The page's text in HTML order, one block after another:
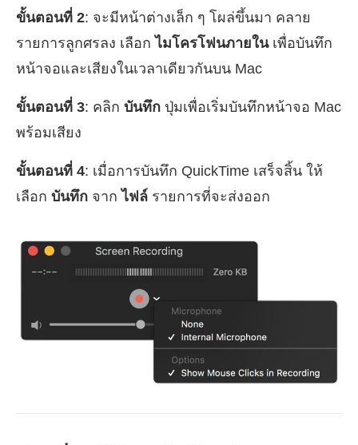
ขั้นตอนที่ 2: จะมีหน้าต่างเล็ก ๆ โผล่ขึ้นมา คลาย
รายการลูกศรลง เลือกไมโครโฟนภายในเพื่อบันทึก
หน้าจอและเสียงในเวลาเดียวกันบน Mac
ขั้นตอนที่ 3: คลิก บันทึก ปุ่มเพื่อเริ่มบันทึกหน้าจอ Mac
พร้อมเสียง
ขั้นตอนที่ 4: เมื่อการบันทึก QuickTime เสร็จสิ้น ให้
เลือก บันทึก จากไฟล์ รายการที่จะส่งออก